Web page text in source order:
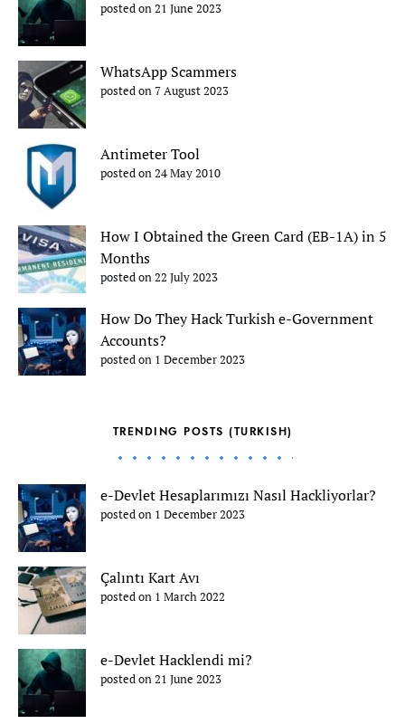
posted on 21 June 2023
WhatsApp Scammers
posted on 7 August 2023
Antimeter Tool
posted on 24 May 2010
How I Obtained the Green Card (EB-1A) in 5
Months
posted on 22 July 2023
How Do They Hack Turkish e-Government
Accounts?
posted on 1 December 2023
TRENDING POSTS (TURKISH)
e-Devlet Hesaplarımızı Nasıl Hackliyorlar?
posted on 1 December 2023
Çalıntı Kart Avı
posted on 1 March 2022
e-Devlet Hacklendi mi?
posted on 21 June 2023